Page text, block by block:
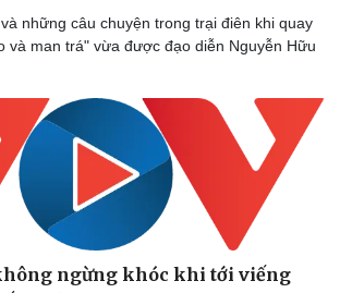
Thời trang
Sao Việt
những câu chuyện trong trại điên khi quay
và man trá" vừa được đạo diễn Nguyễn Hữu
ngừng khóc khi tới viếng